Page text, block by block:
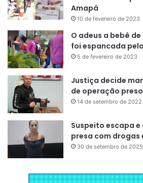
Amapá
10 de fevereiro de 2023
O adeus a bebê de
foi espancada
5 de fevereiro de 2023
Justiça decide
de operação preso
14 de setembro de 2022
Suspeito escapa e
presa com drogas
30 de setembro de 2025